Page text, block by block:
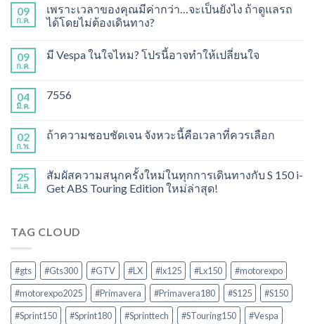
09
ก.ค.
เพราะเวลาของคุณมีค่ากว่า…จะเป็นยังไง ถ้าดูแลรถ
ได้โดยไม่ต้องเดินทาง?
09
ก.ค.
มี Vespa ในใจไหม? โปรนี้อาจทำให้เปลี่ยนใจ
04
มี.ค.
7556
02
ก.พ.
ถ้าความชอบชัดเจน จังหวะนี้คือเวลาที่ควรเลือก
25
ม.ค.
สัมผัสความสนุกครั้งใหม่ในทุกการเดินทางกับ S 150 i-
Get ABS Touring Edition ใหม่ล่าสุด!
TAG CLOUD
#gts #Gts300 #GTV #LX #lx125 #Lx150
#motorexpo
#motorexpo2025
#Primavera #Primavera180 #S125
#S150
#Sprint150
#Sprint180 #Sprinttech #STouring150 #Vespa